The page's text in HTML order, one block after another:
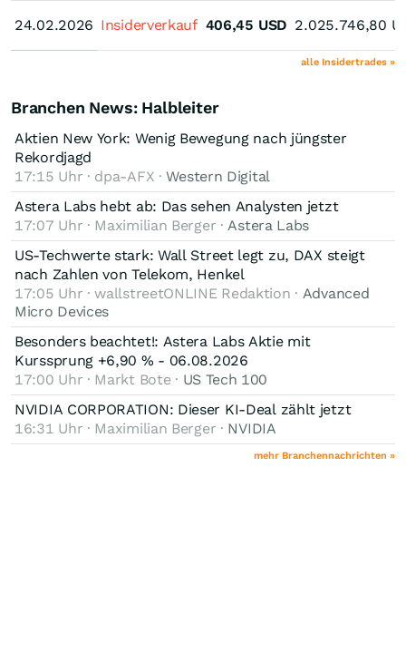
24.02.2026
24.02.2026 Insiderverkauf 406,45 USD 2.025.746,80
alle Insidertrades »
Branchen News: Halbleiter
Aktien New York: Wenig Bewegung nach jüngster
Rekordjagd
17:15 Uhr · dpa-AFX ·Western Digital
Astera Labs hebt ab: Das sehen Analysten jetzt
17:07 Uhr · Maximilian Berger · Astera Labs
US-Techwerte stark: Wall Street legt zu, DAX steigt
nach Zahlen von Telekom, Henkel
17:05 Uhr · wallstreetONLINE Redaktion · Advanced
Micro Devices
Besonders beachtet!: Astera Labs Aktie mit
Kurssprung +6,90 % - 06.08.2026
17:00 Uhr · Markt Bote · US Tech 100
NVIDIA CORPORATION: Dieser KI-Deal zählt jetzt
16:31 Uhr · Maximilian Berger · NVIDIA
mehr Branchennachrichten »